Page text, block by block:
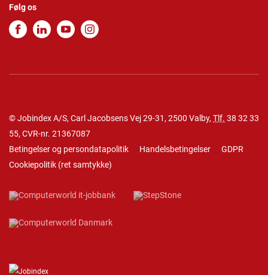
Følg os
© Jobindex A/S, Carl Jacobsens Vej 29-31, 2500 Valby, Tlf. 38 32 33
55, CVR-nr. 21367087
Betingelser og persondatapolitik
Handelsbetingelser
GDPR
Cookiepolitik (ret samtykke)